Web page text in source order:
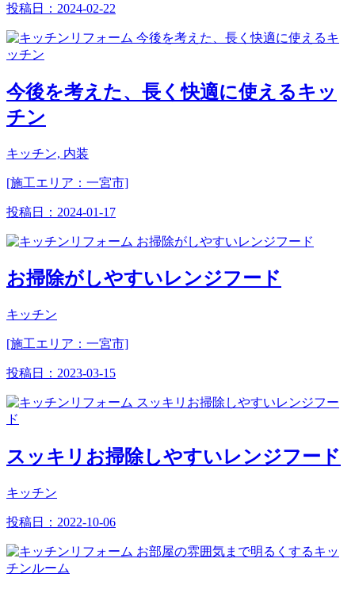
投稿日： 2024-02-22
今後を考えた、長く快適に使えるキッ
チン
キッチン, 内装
[施工エリア：一宮市]
投稿日： 2024-01-17
お掃除がしやすいレンジフード
キッチン
[施工エリア：一宮市]
投稿日： 2023-03-15
スッキリお掃除しやすいレンジフード
キッチン
投稿日： 2022-10-06